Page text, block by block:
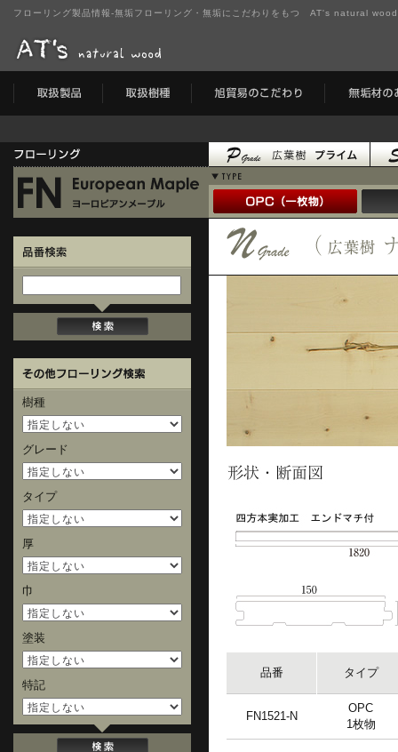
フローリング製品情報-無垢フローリング・無垢にこだわりをもつ AT's natural
品番 タイプ
FN1521-N
OPC
1枚物
樹種
グレード
タイプ
厚
巾
塗装
特記